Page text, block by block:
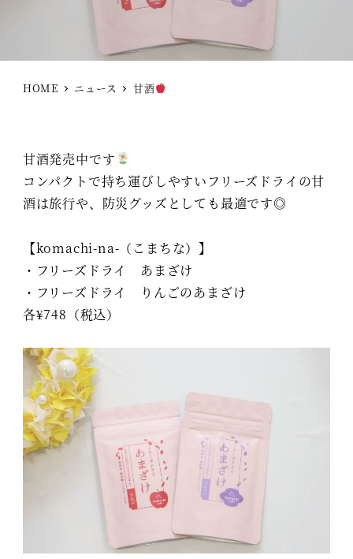
HOME ニュース 甘酒
甘酒発売中です
コンパクトで持ち運びしやすいフリーズドライの甘
酒は旅行や、防災グッズとしても最適です◎
【komachi-na-（こまちな）】
・フリーズドライ あまざけ
・フリーズドライ りんごのあまざけ
各¥748（税込）